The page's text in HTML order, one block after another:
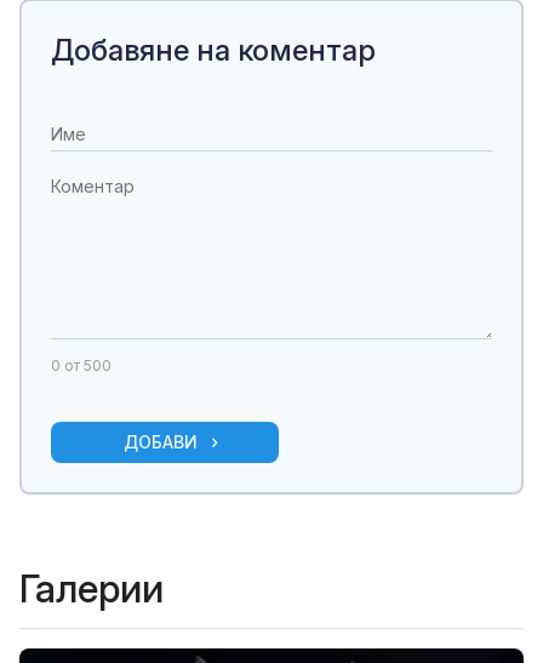
Добавяне на коментар
0 от 500
ДОБАВИ
Галерии